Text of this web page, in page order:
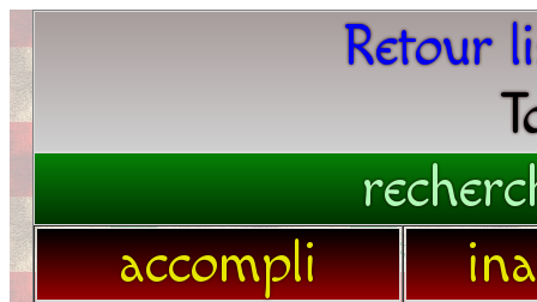
Retour
accompli